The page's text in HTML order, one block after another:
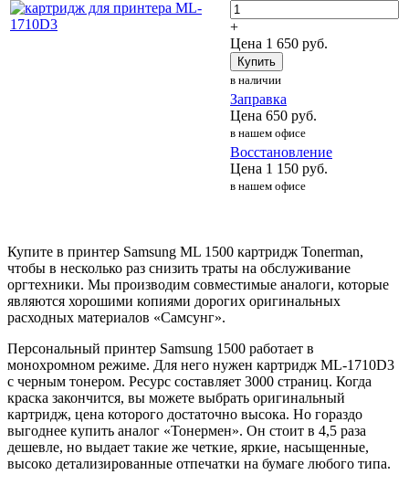
+
Цена 1 650 руб.
Купить
в наличии
Заправка
Цена 650 руб.
в нашем офисе
Восстановление
Цена 1 150 руб.
в нашем офисе
Купите в принтер Samsung ML 1500 картридж Tonerman,
чтобы в несколько раз снизить траты на обслуживание
оргтехники. Мы производим совместимые аналоги, которые
являются хорошими копиями дорогих оригинальных
расходных материалов «Самсунг».
Персональный принтер Samsung 1500 работает в
монохромном режиме. Для него нужен картридж ML-1710D3
с черным тонером. Ресурс составляет 3000 страниц. Когда
краска закончится, вы можете выбрать оригинальный
картридж, цена которого достаточно высока. Но гораздо
выгоднее купить аналог «Тонермен». Он стоит в 4,5 раза
дешевле, но выдает такие же четкие, яркие, насыщенные,
высоко детализированные отпечатки на бумаге любого типа.